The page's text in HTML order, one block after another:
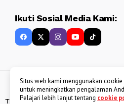
Ikuti Sosial Media Kami:
Copyright 2013 - 2025
Tentang Kami Kebijakan Data
Situs web kami menggunakan cookie
untuk meningkatkan pengalaman
Pelajari lebih lanjut tentang cookie